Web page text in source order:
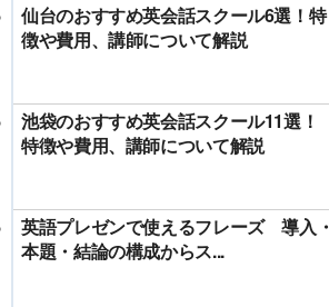
仙台のおすすめ英会話スクール6選！特
徴や費用、講師について解説
池袋のおすすめ英会話スクール11選！
特徴や費用、講師について解説
英語プレゼンで使えるフレーズ 導入・
本題・結論の構成からス...